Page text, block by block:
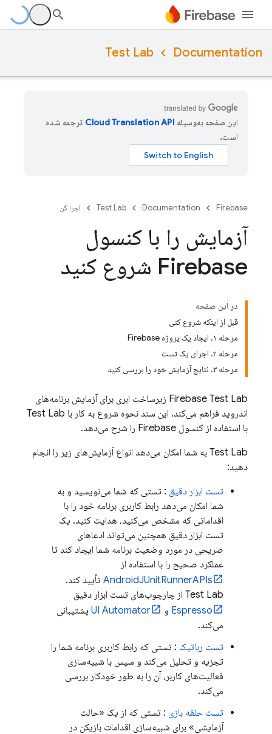
Documentation
Test Lab
این صفحه به‌وسیله
ترجمه شده
است.
Firebase
Documentation
Test Lab اجرا کن
آزمایش را با کنسول
Firebase شروع کنید
در این صفحه
قبل از اینکه شروع کنی
مرحله ۱. ایجاد یک پروژه Firebase
مرحله ۲. اجرای یک تست
مرحله ۳. نتایج آزمایش خود را بررسی کنید
Firebase Test Lab زیرساخت ابری برای آزمایش برنامه‌های
اندروید فراهم می‌کند. این سند نحوه شروع به کار با Test Lab
با استفاده از کنسول Firebase را شرح می‌دهد.
Test Lab به شما امکان می‌دهد انواع آزمایش‌های زیر را انجام
دهید:
تست ابزار دقیق : تستی که شما می‌نویسید و به
شما امکان می‌دهد رابط کاربری برنامه خود را با
اقداماتی که مشخص می‌کنید، هدایت کنید. یک
تست ابزار دقیق همچنین می‌تواند ادعاهای
صریحی در مورد وضعیت برنامه شما ایجاد کند تا
عملکرد صحیح را با استفاده از
AndroidJUnitRunnerAPIs تأیید کند.
Test Lab از چارچوب‌های تست ابزار دقیق
Espresso و UI Automator پشتیبانی
می‌کند.
تست رباتیک : تستی که رابط کاربری برنامه شما را
تجزیه و تحلیل می‌کند و سپس با شبیه‌سازی
فعالیت‌های کاربر، آن را به طور خودکار بررسی
می‌کند.
تست حلقه بازی : تستی که از یک «حالت
آزمایشی» برای شبیه‌سازی اقدامات بازیکن در